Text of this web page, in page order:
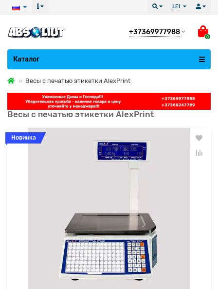
LEI
+37369977988
0
Все категории
Каталог
Весы с печатью этикетки AlexPrint
Весы с печатью этикетки AlexPrint
Новинка